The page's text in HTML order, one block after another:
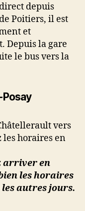
depuis
Poitiers, il est
et
Depuis la gare
le bus vers la
vers
les horaires en
arriver en
les horaires
les autres jours.